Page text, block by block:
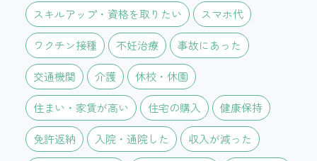
スキルアップ・資格を取りたい スマホ代
ワクチン接種 不妊治療 事故にあった
交通機関 介護 休校・休園
住まい・家賃が高い 住宅の購入 健康保持
免許返納 入院・通院した 収入が減った